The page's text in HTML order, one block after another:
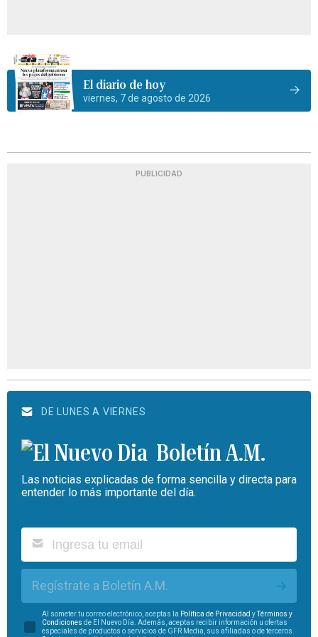
El diario de hoy
viernes, 7 de agosto de 2026
PUBLICIDAD
DE LUNES A VIERNES
Boletín A.M.
Las noticias explicadas de forma sencilla y directa para
entender lo más importante del día.
Regístrate a Boletín A.M.
Al someter tu correo electrónico, aceptas la Política de Privacidad yTérminos y
Condiciones de El Nuevo Día. Además, aceptas recibir información u ofertas
especiales de productos o servicios de GFR Media, sus afiliadas o de terceros.